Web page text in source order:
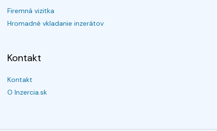
Firemná vizitka
Hromadné vkladanie inzerátov
Kontakt
Kontakt
O Inzercia.sk